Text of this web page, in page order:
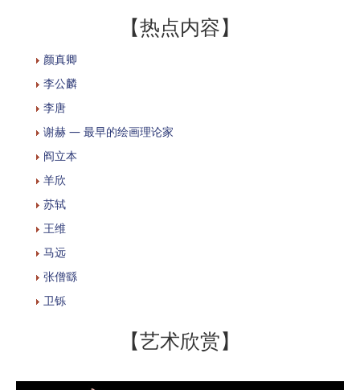
【热点内容】
颜真卿
李公麟
李唐
谢赫 — 最早的绘画理论家
阎立本
羊欣
苏轼
王维
马远
张僧繇
卫铄
【艺术欣赏】